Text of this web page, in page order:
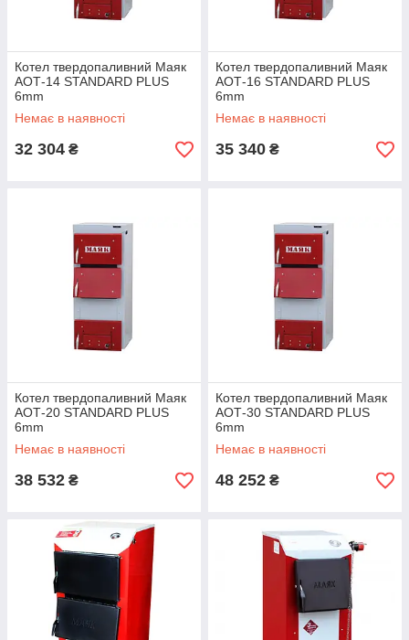
Котел твердопаливний Маяк
АОТ-14 STANDARD PLUS
6mm
Немає в наявності
32 304 ₴
Котел твердопаливний Маяк
АОТ-16 STANDARD PLUS
6mm
Немає в наявності
35 340 ₴
Котел твердопаливний Маяк
АОТ-20 STANDARD PLUS
6mm
Немає в наявності
38 532 ₴
Котел твердопаливний Маяк
АОТ-30 STANDARD PLUS
6mm
Немає в наявності
48 252 ₴